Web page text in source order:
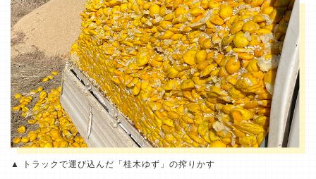
▲ トラックで運び込んだ「桂木ゆず」の搾りかす